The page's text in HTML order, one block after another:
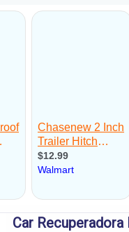
Car Recuperadora